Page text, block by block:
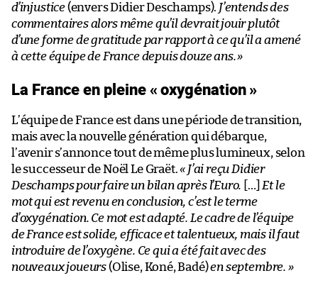
d’injustice(envers Didier Deschamps). J’entends des
commentaires alors même qu’il devrait jouir plutôt
d’une forme de gratitude par rapport à ce qu’il a amené
à cette équipe de France depuis douze ans.»
La France en pleine « oxygénation »
L’équipe de France est dans une période de transition,
mais avec la nouvelle génération qui débarque,
l’avenir s’annonce tout de même plus lumineux, selon
le successeur de Noël Le Graët.« J’ai reçu Didier
Deschamps pour faire un bilan après l’Euro. […] Et le
mot qui est revenu en conclusion, c’est le terme
d’oxygénation. Ce mot est adapté. Le cadre de l’équipe
de France est solide, efficace et talentueux, mais il faut
introduire de l’oxygène. Ce qui a été fait avec des
nouveaux joueurs(Olise, Koné, Badé)en septembre. »